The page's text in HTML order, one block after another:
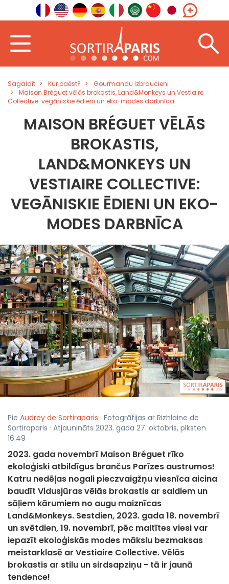
Sagaidīt Kur paēst?
Gourmandu izbraucieni
Maison Bréguet vēlās brokastis, Land&Monkeys un Vestiaire
Collective: vegāniskie ēdieni un eko-modes darbnīca
MAISON BRÉGUET VĒLĀS
BROKASTIS,
LAND&MONKEYS UN
VESTIAIRE COLLECTIVE:
VEGĀNISKIE ĒDIENI UN EKO-
MODES DARBNĪCA
Pie Audrey de Sortiraparis · Fotogrāfijas ar Rizhlaine de
Sortiraparis · Atjaunināts 2023. gada 27. oktobris, plksten
16:49
2023. gada novembrī Maison Bréguet rīko
ekoloģiski atbildīgus brančus Parīzes austrumos!
Katru nedēļas nogali pieczvaigžņu viesnīca aicina
baudīt Vidusjūras vēlās brokastis ar saldiem un
sāļiem kārumiem no augu maiznīcas
Land&Monkeys. Sestdien, 2023. gada 18. novembrī
un svētdien, 19. novembrī, pēc maltītes viesi var
iepazīt ekoloģiskās modes mākslu bezmaksas
meistarklasē ar Vestiaire Collective. Vēlās
brokastis ar stilu un sirdsapziņu - tā ir jaunā
tendence!